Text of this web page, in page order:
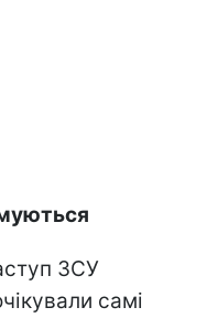
ЗСУ
самі